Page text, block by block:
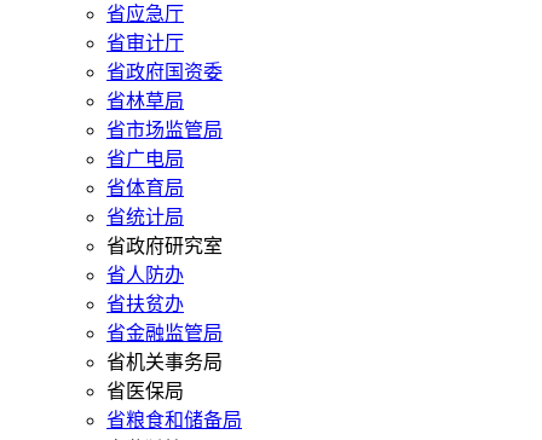
省应急厅
省审计厅
省政府国资委
省林草局
省市场监管局
省广电局
省体育局
省统计局
省政府研究室
省人防办
省扶贫办
省金融监管局
省机关事务局
省医保局
省粮食和储备局